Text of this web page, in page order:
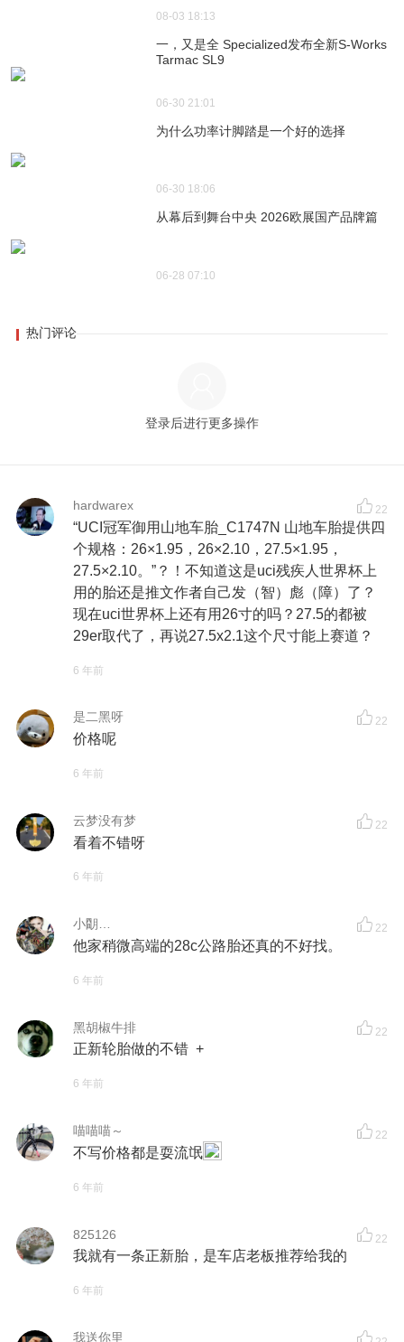
08-03 18:13
一，又是全 Specialized发布全新S-Works
Tarmac SL9
06-30 21:01
为什么功率计脚踏是一个好的选择
06-30 18:06
从幕后到舞台中央 2026欧展国产品牌篇
06-28 07:10
热门评论
登录后进行更多操作
hardwarex 22
“UCI冠军御用山地车胎_C1747N 山地车胎提供四
个规格：26×1.95，26×2.10，27.5×1.95，
27.5×2.10。”？！不知道这是uci残疾人世界杯上
用的胎还是推文作者自己发（智）彪（障）了？
现在uci世界杯上还有用26寸的吗？27.5的都被
29er取代了，再说27.5x2.1这个尺寸能上赛道？
6 年前
是二黑呀 22
价格呢
6 年前
云梦没有梦 22
看着不错呀
6 年前
小朙… 22
他家稍微高端的28c公路胎还真的不好找。
6 年前
黑胡椒牛排 22
正新轮胎做的不错 +
6 年前
喵喵喵～ 22
不写价格都是耍流氓
6 年前
825126 22
我就有一条正新胎，是车店老板推荐给我的
6 年前
我送你里